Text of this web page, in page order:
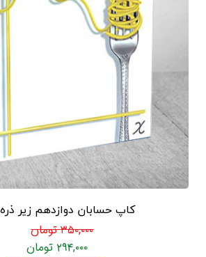
کاپ حسابان دوازدهم زیر
۳۵۰,۰۰۰ تومان
۲۹۴,۰۰۰ تومان